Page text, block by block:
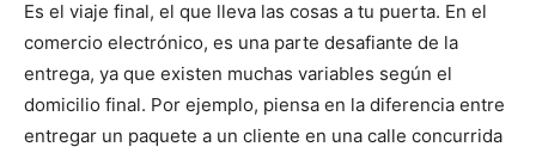
Es el viaje final, el que lleva las cosas a tu puerta. En el
comercio electrónico, es una parte desafiante de la
entrega, ya que existen muchas variables según el
domicilio final. Por ejemplo, piensa en la diferencia entre
entregar un paquete a un cliente en una calle concurrida